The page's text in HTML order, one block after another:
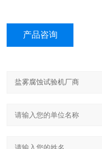
产品咨询